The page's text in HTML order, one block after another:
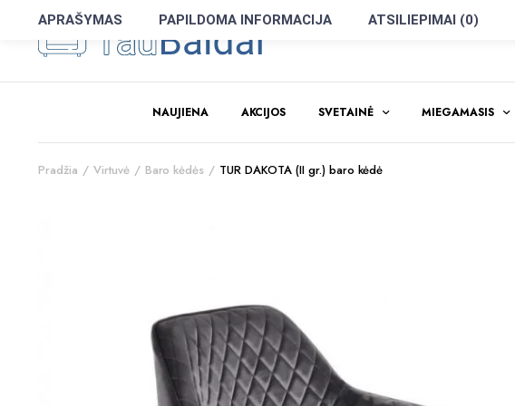
NAUJIENA AKCIJOS SVETAINĖ MIEGAMASIS
Pradžia Virtuvė Baro kėdės TUR DAKOTA (II gr.) baro kėdė
APRAŠYMAS PAPILDOMA INFORMACIJA ATSILIEPIMAI (0)